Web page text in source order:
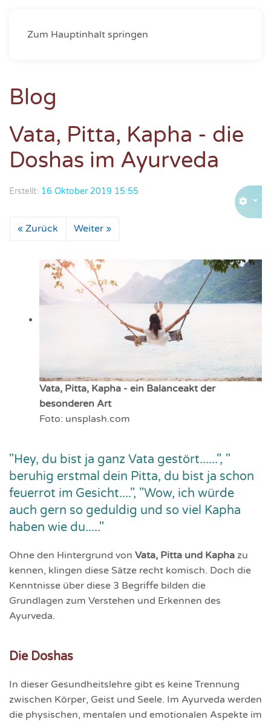
Zum Hauptinhalt springen
Blog
Vata, Pitta, Kapha - die
Doshas im Ayurveda
Erstellt: 16 Oktober 2019 15:55
« Zurück Weiter »
Vata, Pitta, Kapha - ein Balanceakt der
besonderen Art
Foto: unsplash.com
"Hey, du bist ja ganz Vata gestört......", "
beruhig erstmal dein Pitta, du bist ja schon
feuerrot im Gesicht....", "Wow, ich würde
auch gern so geduldig und so viel Kapha
haben wie du....."
Ohne den Hintergrund von Vata, Pitta und Kapha zu
kennen, klingen diese Sätze recht komisch. Doch die
Kenntnisse über diese 3 Begriffe bilden die
Grundlagen zum Verstehen und Erkennen des
Ayurveda.
Die Doshas
In dieser Gesundheitslehre gibt es keine Trennung
zwischen Körper, Geist und Seele. Im Ayurveda werden
die physischen, mentalen und emotionalen Aspekte im